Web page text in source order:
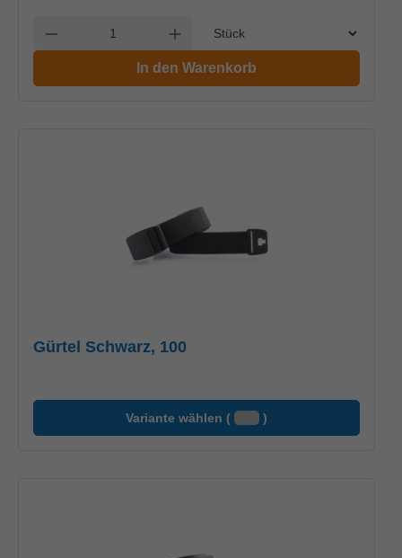
Anzahl verringern Anzahl erhöhen
In den Warenkorb
Gürtel Schwarz, 100
Variante wählen ( )